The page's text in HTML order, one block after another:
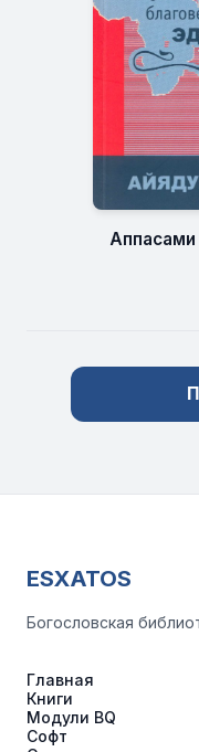
ESXATOS
Богословская
Главная
Книги
Модули BQ
Софт